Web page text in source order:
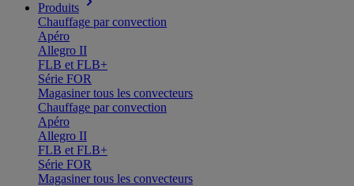
Produits
Chauffage par convection
Apéro
Allegro II
FLB et FLB+
Série FOR
Magasiner tous les convecteurs
Chauffage par convection
Apéro
Allegro II
FLB et FLB+
Série FOR
Magasiner tous les convecteurs